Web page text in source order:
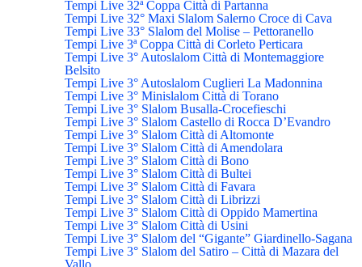
Tempi Live 32ª Coppa Città di Partanna
Tempi Live 32° Maxi Slalom Salerno Croce di Cava
Tempi Live 33° Slalom del Molise – Pettoranello
Tempi Live 3ª Coppa Città di Corleto Perticara
Tempi Live 3° Autoslalom Città di Montemaggiore
Belsito
Tempi Live 3° Autoslalom Cuglieri La Madonnina
Tempi Live 3° Minislalom Città di Torano
Tempi Live 3° Slalom Busalla-Crocefieschi
Tempi Live 3° Slalom Castello di Rocca D’Evandro
Tempi Live 3° Slalom Città di Altomonte
Tempi Live 3° Slalom Città di Amendolara
Tempi Live 3° Slalom Città di Bono
Tempi Live 3° Slalom Città di Bultei
Tempi Live 3° Slalom Città di Favara
Tempi Live 3° Slalom Città di Librizzi
Tempi Live 3° Slalom Città di Oppido Mamertina
Tempi Live 3° Slalom Città di Usini
Tempi Live 3° Slalom del “Gigante” Giardinello-Sagana
Tempi Live 3° Slalom del Satiro – Città di Mazara del
Vallo